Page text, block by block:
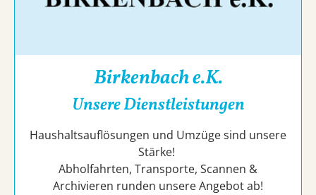
Birkenbach e.K.
Unsere Dienstleistungen
Haushaltsauflösungen und Umzüge sind unsere
Stärke!
Abholfahrten, Transporte, Scannen &
Archivieren runden unsere Angebot ab!